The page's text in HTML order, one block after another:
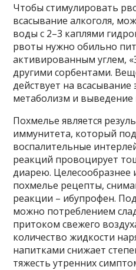
Чтобы стимулировать
всасывание алкоголя,
воды с 2–3 каплями
рвоты нужно обильно
активированным углем,
другими сорбентами.
действует на всасывание
метаболизм и выведение
Похмелье является
иммунитета, который
воспалительные
реакций провоцирует
диарею. Целесообразнее
похмелье рецепты,
реакции – ибупрофен.
можно потреблением
притоком свежего
количество жидкости
напитками снижает
тяжесть утренних